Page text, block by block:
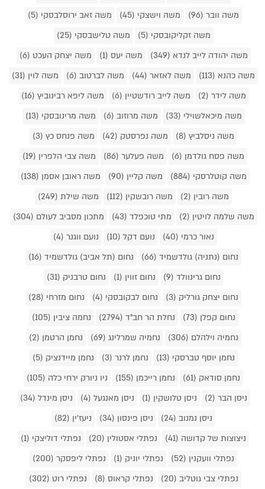
משה וובר (96)
משה וישצקי (45)
משה זאב ירוסלבסקי (5)
משה זקליקובסקי (5)
משה טלישבסקי (25)
משה יהודה לייב לנדא (349)
משה יעס (1)
משה יצחק העכט (6)
משה כהנא (113)
משה לאזאר (44) משה לברטוב (6)
משה לוין (31)
משה לידר (2)
משה לייב רודשטיין (6)
משה ליפא רבינוביץ (16)
משה מיכאלשוילי (33)
משה מרוזוב (6)
משה מרינובסקי (13)
משה ניסלביץ (8)
משה נפרסטק (42)
משה פנחס כץ (3)
משה פסח גולדמן (6)
משה פעלער (86)
משה צבי הלפרין (19)
משה קוטלרסקי (884)
משה קליין (90)
משה ראובן אסמן (138)
משה רובין (2)
משה רובשקין (112)
משה שילת (249)
משה שלמה לויטין (2)
מתי טוכפלד (43)
מתכון מסביב לעולם (304)
נאור כרמי (40)
נועם דקל (10)
נועם ווגנר (4)
נחום (נתניה) גולדשמיד (66)
נחום (תל אביב) גולדשמיד (16)
נחום גרינוולד (9)
נחום זווין (1)
נחום טרבניק (31)
נחום יצחק גורליק (3)
נחום לבקובסקי (4)
נחום מזרחי (28)
נחום קפלן (73)
נחלת הר חב"ד (2794)
נחמה ציבין (105)
נחמיה וילהלם (306)
נחמיה שמרלינג (69)
נחמן הרטמן (2)
נחמן יוסף טברסקי (13)
נחמן לרנר (3)
נחמן מיידנציק (5)
נחמן סודאק (61)
נחמן רייכמן (155)
ניו ניורק ירחי כלה (105)
ניסן הבר (2)
ניסן טלושקין (1) ניסן מאנגעל (4)
ניסן מינדל (34)
ניסן נמנוב (24)
ניסן פינסון (34)
ניעז'ין (82)
ניצוצות של קדושה (41)
נפתלי אסטולין (20)
נפתלי דוליצקי (1)
נפתלי וועקנין (52)
נפתלי יוניק (1)
נפתלי ליפסקר (200)
נפתלי צבי גוטליב (20)
נפתלי קראוס (8)
נפתלי רוט (302)